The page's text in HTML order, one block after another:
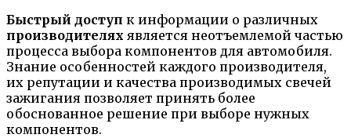
Быстрый доступ к информации о различных
производителях является неотъемлемой частью
процесса выбора компонентов для автомобиля.
Знание особенностей каждого производителя,
их репутации и качества производимых свечей
зажигания позволяет принять более
обоснованное решение при выборе нужных
компонентов.